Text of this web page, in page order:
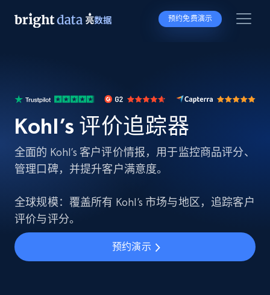
预约免费演示
Kohl’s 评价追踪器
全面的 Kohl’s 客户评价情报，用于监控商品评分、
管理口碑，并提升客户满意度。
全球规模：覆盖所有 Kohl’s 市场与地区，追踪客户
评价与评分。
预约演示